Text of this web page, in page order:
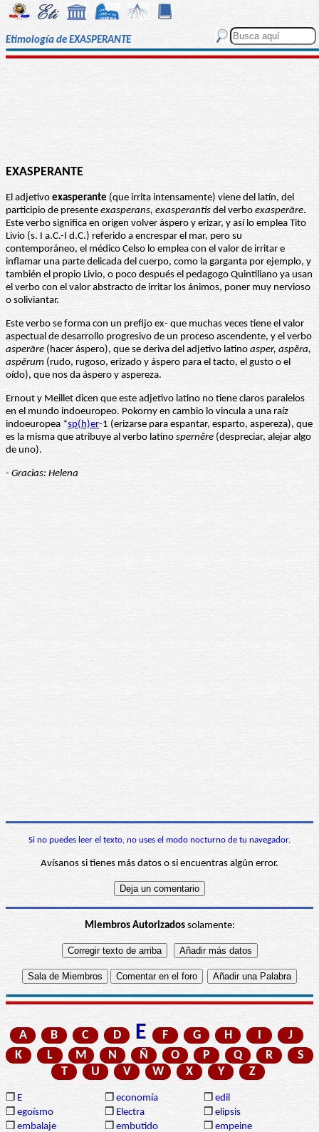
Etimología de EXASPERANTE
EXASPERANTE
El adjetivo exasperante (que irrita intensamente) viene del latín, del
participio de presente exasperans, exasperantis del verbo exasperāre.
Este verbo significa en origen volver áspero y erizar, y así lo emplea Tito
Livio (s. I a.C.-I d.C.) referido a encrespar el mar, pero su
contemporáneo, el médico Celso lo emplea con el valor de irritar e
inflamar una parte delicada del cuerpo, como la garganta por ejemplo, y
también el propio Livio, o poco después el pedagogo Quintiliano ya usan
el verbo con el valor abstracto de irritar los ánimos, poner muy nervioso
o soliviantar.
Este verbo se forma con un prefijo ex- que muchas veces tiene el valor
aspectual de desarrollo progresivo de un proceso ascendente, y el verbo
asperāre (hacer áspero), que se deriva del adjetivo latino asper, aspĕra,
aspĕrum (rudo, rugoso, erizado y áspero para el tacto, el gusto o el
oído), que nos da áspero y aspereza.
Ernout y Meillet dicen que este adjetivo latino no tiene claros paralelos
en el mundo indoeuropeo. Pokorny en cambio lo vincula a una raíz
indoeuropea *sp(h)er-1 (erizarse para espantar, esparto, aspereza), que
es la misma que atribuye al verbo latino spernĕre (despreciar, alejar algo
de uno).
- Gracias: Helena
Si no puedes leer el texto, no uses el modo nocturno de tu navegador.
Avísanos si tienes más datos o si encuentras algún error.
Miembros Autorizadossolamente:
A B C D E F G H I
J
K
L M N Ñ O P Q R
S
T
U V W X Y Z
❒ E ❒ economía ❒ edil
❒ egoísmo ❒ Electra ❒ elipsis
❒ embalaje ❒ embutido ❒ empeine